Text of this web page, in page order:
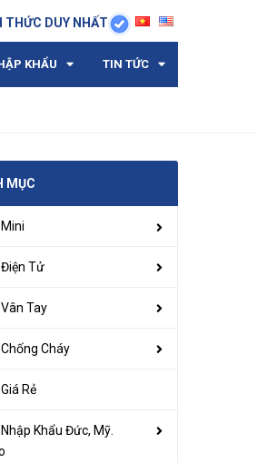
THỨC DUY NHẤT
KHẨU TIN TỨC
MỤC
Tử
Tay
Cháy
Rẻ
Khẩu Đức, Mỹ.